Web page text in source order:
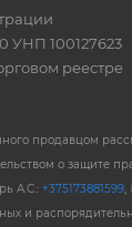
УНП 100127623
реестре
продавцом
о защите
А.С.: +375173881599,
и